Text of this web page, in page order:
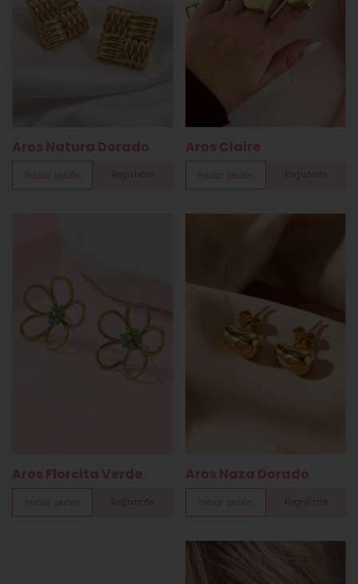
Aros Natura Dorado
Iniciar sesión
Aros Claire
Iniciar sesión
Aros Florcita Verde
Iniciar sesión
Aros Naza Dorado
Iniciar sesión